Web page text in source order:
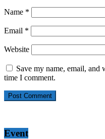
Name *
Email *
Website
Save my name, email, and
time I comment.
Event